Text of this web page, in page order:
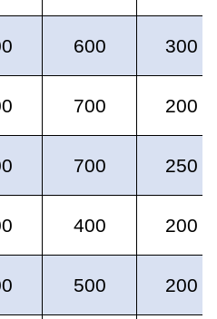
600 300
700 200
700 250
400 200
500 200